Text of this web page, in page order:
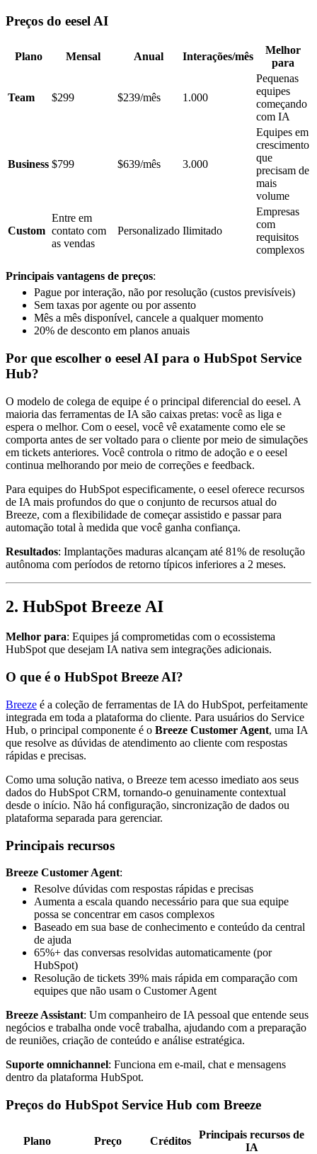
Preços do eesel AI
Plano Mensal Anual Interações/mês
Melhor
para
Team $299 $239/mês 1.000
Pequenas
equipes
começando
com IA
Business $799 $639/mês 3.000
Equipes em
crescimento
que
precisam de
mais
volume
Custom
Entre em
contato com
as vendas
Personalizado Ilimitado
Empresas
com
requisitos
complexos
Principais vantagens de preços:
Pague por interação, não por resolução (custos previsíveis)
Sem taxas por agente ou por assento
Mês a mês disponível, cancele a qualquer momento
20% de desconto em planos anuais
Por que escolher o eesel AI para o HubSpot Service
Hub?
O modelo de colega de equipe é o principal diferencial do eesel. A
maioria das ferramentas de IA são caixas pretas: você as liga e
espera o melhor. Com o eesel, você vê exatamente como ele se
comporta antes de ser voltado para o cliente por meio de simulações
em tickets anteriores. Você controla o ritmo de adoção e o eesel
continua melhorando por meio de correções e feedback.
Para equipes do HubSpot especificamente, o eesel oferece recursos
de IA mais profundos do que o conjunto de recursos atual do
Breeze, com a flexibilidade de começar assistido e passar para
automação total à medida que você ganha confiança.
Resultados: Implantações maduras alcançam até 81% de resolução
autônoma com períodos de retorno típicos inferiores a 2 meses.
2. HubSpot Breeze AI
Melhor para: Equipes já comprometidas com o ecossistema
HubSpot que desejam IA nativa sem integrações adicionais.
O que é o HubSpot Breeze AI?
Breeze é a coleção de ferramentas de IA do HubSpot, perfeitamente
integrada em toda a plataforma do cliente. Para usuários do Service
Hub, o principal componente é o Breeze Customer Agent, uma IA
que resolve as dúvidas de atendimento ao cliente com respostas
rápidas e precisas.
Como uma solução nativa, o Breeze tem acesso imediato aos seus
dados do HubSpot CRM, tornando-o genuinamente contextual
desde o início. Não há configuração, sincronização de dados ou
plataforma separada para gerenciar.
Principais recursos
Breeze Customer Agent:
Resolve dúvidas com respostas rápidas e precisas
Aumenta a escala quando necessário para que sua equipe
possa se concentrar em casos complexos
Baseado em sua base de conhecimento e conteúdo da central
de ajuda
65%+ das conversas resolvidas automaticamente (por
HubSpot)
Resolução de tickets 39% mais rápida em comparação com
equipes que não usam o Customer Agent
Breeze Assistant: Um companheiro de IA pessoal que entende seus
negócios e trabalha onde você trabalha, ajudando com a preparação
de reuniões, criação de conteúdo e análise estratégica.
Suporte omnichannel: Funciona em e-mail, chat e mensagens
dentro da plataforma HubSpot.
Preços do HubSpot Service Hub com Breeze
Plano Preço Créditos
Principais recursos de
IA